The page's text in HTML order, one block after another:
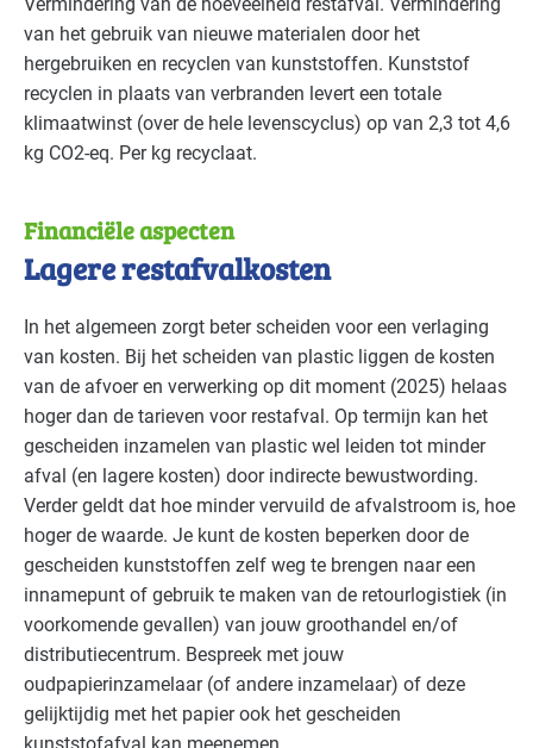
van het gebruik van nieuwe materialen door het
hergebruiken en recyclen van kunststoffen. Kunststof
recyclen in plaats van verbranden levert een totale
klimaatwinst (over de hele levenscyclus) op van 2,3 tot 4,6
kg CO2-eq. Per kg recyclaat.
Financiële aspecten
Lagere restafvalkosten
In het algemeen zorgt beter scheiden voor een verlaging
van kosten. Bij het scheiden van plastic liggen de kosten
van de afvoer en verwerking op dit moment (2025) helaas
hoger dan de tarieven voor restafval. Op termijn kan het
gescheiden inzamelen van plastic wel leiden tot minder
afval (en lagere kosten) door indirecte bewustwording.
Verder geldt dat hoe minder vervuild de afvalstroom is, hoe
hoger de waarde. Je kunt de kosten beperken door de
gescheiden kunststoffen zelf weg te brengen naar een
innamepunt of gebruik te maken van de retourlogistiek (in
voorkomende gevallen) van jouw groothandel en/of
distributiecentrum. Bespreek met jouw
oudpapierinzamelaar (of andere inzamelaar) of deze
gelijktijdig met het papier ook het gescheiden